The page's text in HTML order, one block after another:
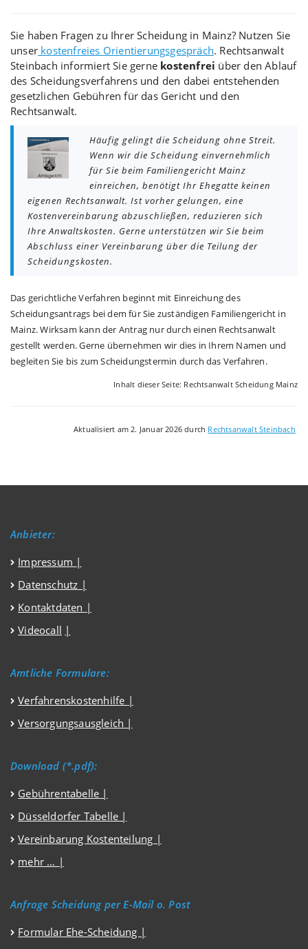
Sie haben Fragen zu Ihrer Scheidung in Mainz? Nutzen Sie
unser kostenfreies Orientierungsgespräch. Rechtsanwalt
Steinbach informiert Sie gerne kostenfrei über den Ablauf
des Scheidungsverfahrens und den dabei entstehenden
gesetzlichen Gebühren für das Gericht und den
Rechtsanwalt.
Häufig gelingt die Scheidung ohne Streit.
Wenn wir die Scheidung einvernehmlich
für Sie beim Familiengericht Mainz
einreichen, benötigt Ihr Ehegatte keinen
eigenen Rechtsanwalt. Ist vorher gelungen, eine
Kostenvereinbarung abzuschließen, reduzieren sich
Ihre Anwaltskosten. Gerne unterstützen wir Sie beim
Abschluss einer Vereinbarung über die Teilung der
Scheidungskosten.
Das gerichtliche Verfahren beginnt mit Einreichung des
Scheidungsantrags bei dem für Sie zuständigen Familiengericht in
Mainz. Wirksam kann der Antrag nur durch einen Rechtsanwalt
gestellt werden. Gerne übernehmen wir dies in Ihrem Namen und
begleiten Sie bis zum Scheidungstermin durch das Verfahren.
Inhalt dieser Seite: Rechtsanwalt Scheidung Mainz
Aktualisiert am 2. Januar 2026 durch Rechtsanwalt Steinbach
Anbieter:
Impressum |
Datenschutz |
Kontaktdaten |
Videocall |
Amtliche Formulare:
Verfahrenskostenhilfe |
Versorgungsausgleich |
Download (*.pdf):
Gebührentabelle |
Düsseldorfer Tabelle |
Vereinbarung Kostenteilung |
mehr … |
Anfrage Scheidung per E-Mail o. Post
Formular Ehe-Scheidung |